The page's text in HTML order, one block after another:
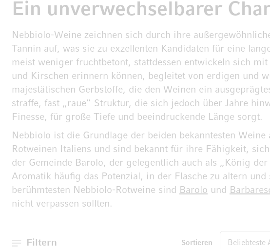
Ein unverwechselbarer
Nebbiolo-Weine zeichnen sich durch ihre
Tannin auf, was sie zu exzellenten Kandidaten für eine
meist weniger fruchtbetont, stattdessen entwickeln sich
und Kirschen erinnern können, begleitet von erdigen und
majestätischen Gerbstoffe, die den Weinen ein
straffe, fast „raue“ Struktur, die sich jedoch über Jahre
Finesse, für große Tiefe und beeindruckende Länge sorgt.
Nebbiolo ist die Grundlage der beiden bekanntesten
Rotweinen Italiens und sind bekannt für ihre Fähigkeit,
der Gemeinde Barolo, der gelegentlich auch als „König
Aromatik häufig das Potenzial, in der Flasche zu altern
berühmtesten Nebbiolo-Rotweine sind
Barolo und
nicht verpassen sollten.
Filtern Sortieren